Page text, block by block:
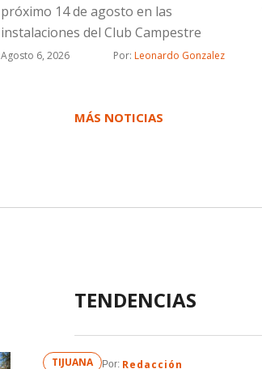
próximo 14 de agosto en las
instalaciones del Club Campestre
Agosto 6, 2026 Por: Leonardo Gonzalez
MÁS NOTICIAS
TENDENCIAS
TIJUANA Por: Redacción